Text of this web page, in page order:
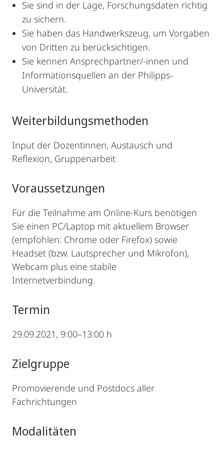
Sie sind in der Lage, Forschungsdaten richtig
zu sichern.
Sie haben das Handwerkszeug, um Vorgaben
von Dritten zu berücksichtigen.
Sie kennen Ansprechpartner/-innen und
Informationsquellen an der Philipps-
Universität.
Weiterbildungsmethoden
Input der Dozentinnen, Austausch und
Reflexion, Gruppenarbeit
Voraussetzungen
Für die Teilnahme am Online-Kurs benötigen
Sie einen PC/Laptop mit aktuellem Browser
(empfohlen: Chrome oder Firefox) sowie
Headset (bzw. Lautsprecher und Mikrofon),
Webcam plus eine stabile
Internetverbindung.
Termin
29.09.2021, 9:00–13:00 h
Zielgruppe
Promovierende und Postdocs aller
Fachrichtungen
Modalitäten